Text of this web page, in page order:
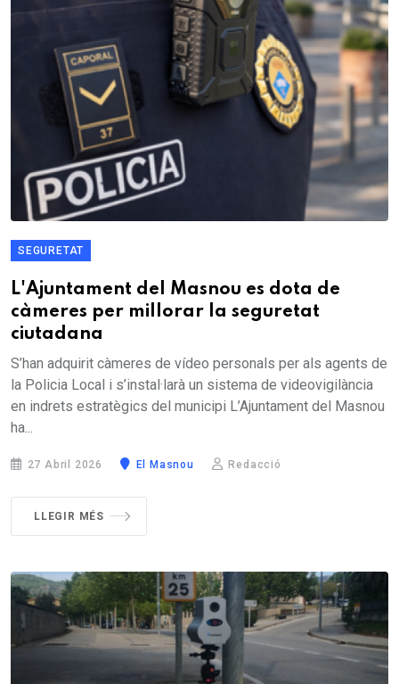
SEGURETAT
L'Ajuntament del Masnou es dota de
càmeres per millorar la seguretat
ciutadana
S’han adquirit càmeres de vídeo personals per als agents de
la Policia Local i s’instal·larà un sistema de videovigilància
en indrets estratègics del municipi L’Ajuntament del Masnou
ha...
27 Abril 2026 El Masnou Redacció
LLEGIR MÉS